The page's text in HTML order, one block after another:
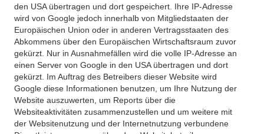
den USA übertragen und dort gespeichert. Ihre IP-Adresse
wird von Google jedoch innerhalb von Mitgliedstaaten der
Europäischen Union oder in anderen Vertragsstaaten des
Abkommens über den Europäischen Wirtschaftsraum zuvor
gekürzt. Nur in Ausnahmefällen wird die volle IP-Adresse an
einen Server von Google in den USA übertragen und dort
gekürzt. Im Auftrag des Betreibers dieser Website wird
Google diese Informationen benutzen, um Ihre Nutzung der
Website auszuwerten, um Reports über die
Websiteaktivitäten zusammenzustellen und um weitere mit
der Websitenutzung und der Internetnutzung verbundene